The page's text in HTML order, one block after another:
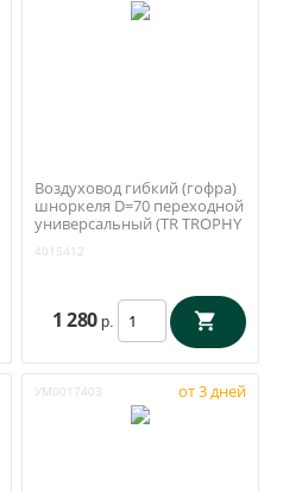
Воздуховод гибкий (гофра)
шноркеля D=70 переходной
универсальный (TR TROPHY
4015412
1 280 р.
УМ0017403 от 3 дней